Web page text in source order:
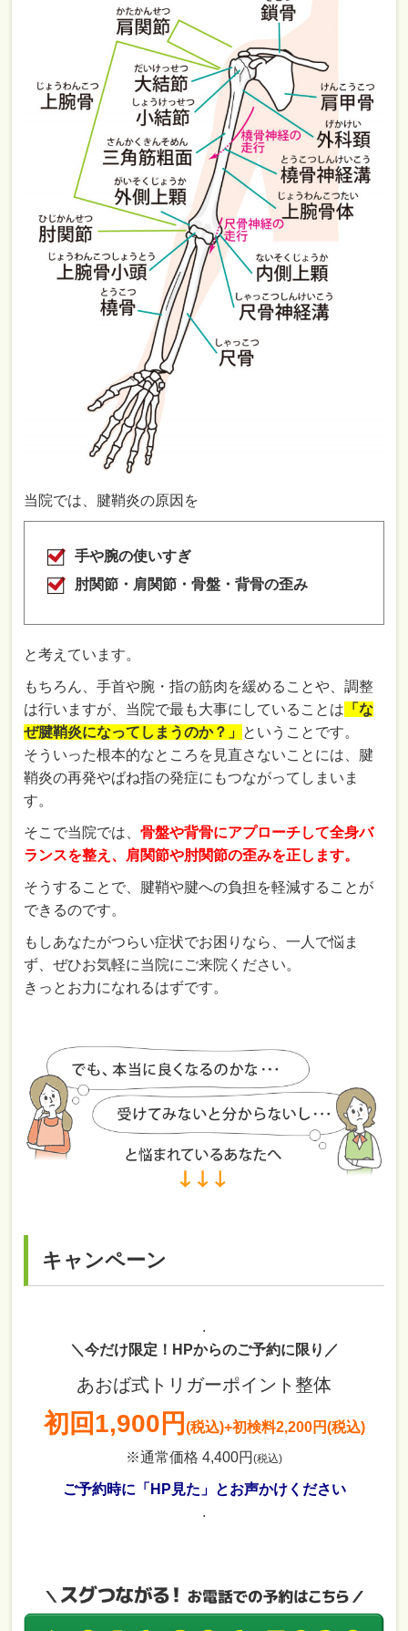
当院では、腱鞘炎の原因を
手や腕の使いすぎ
肘関節・ 肩関節・骨盤・背骨の歪み
と考えています。
もちろん、手首や腕・指の筋肉を緩めることや、調整
は行いますが、当院で最も大事にしていることは 「な
ぜ腱鞘炎になってしまうのか？」
ということです。
そういった根本的なところを見直さないことには、腱
鞘炎の再発やばね指の発症にもつながってしまいま
す。
そこで当院では、骨盤や背骨にアプローチして全身バ
ランスを整え、肩関節や肘関節の歪みを正します。
そうすることで、腱鞘や腱への負担を軽減することが
できるのです。
もしあなたがつらい症状でお困りなら、一人で悩ま
ず、ぜひお気軽に当院にご来院ください。
きっとお力になれるはずです。
キャンペーン
.
＼今だけ限定！HPからのご予約に限り／
あおば式トリガーポイント整体
初回1,900円 (税込)+初検料2,200円(税込)
※通常価格 4,400円 (税込)
ご予約時に「HP見た」とお声かけください
.